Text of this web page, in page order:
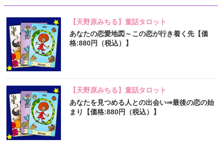
【天野原みちる】童話タロット
あなたの恋愛地図～この恋が行き着く先【価
格:880円（税込）】
【天野原みちる】童話タロット
あなたを見つめる人との出会い⇒最後の恋の始
まり【価格:880円（税込）】